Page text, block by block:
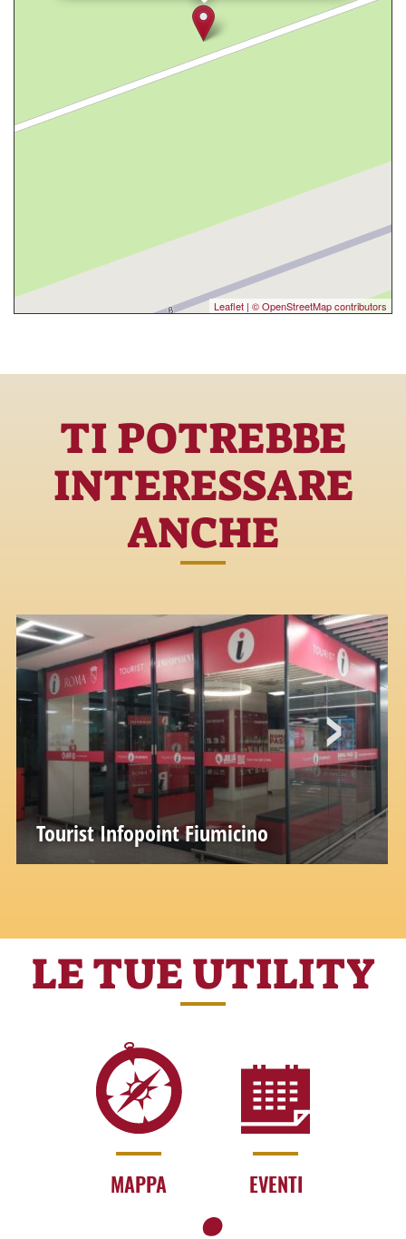
Leaflet | © OpenStreetMap contributors
TI POTREBBE
INTERESSARE
ANCHE
Tourist Infopoint Fiumicino
LE TUE UTILITY
MAPPA EVENTI